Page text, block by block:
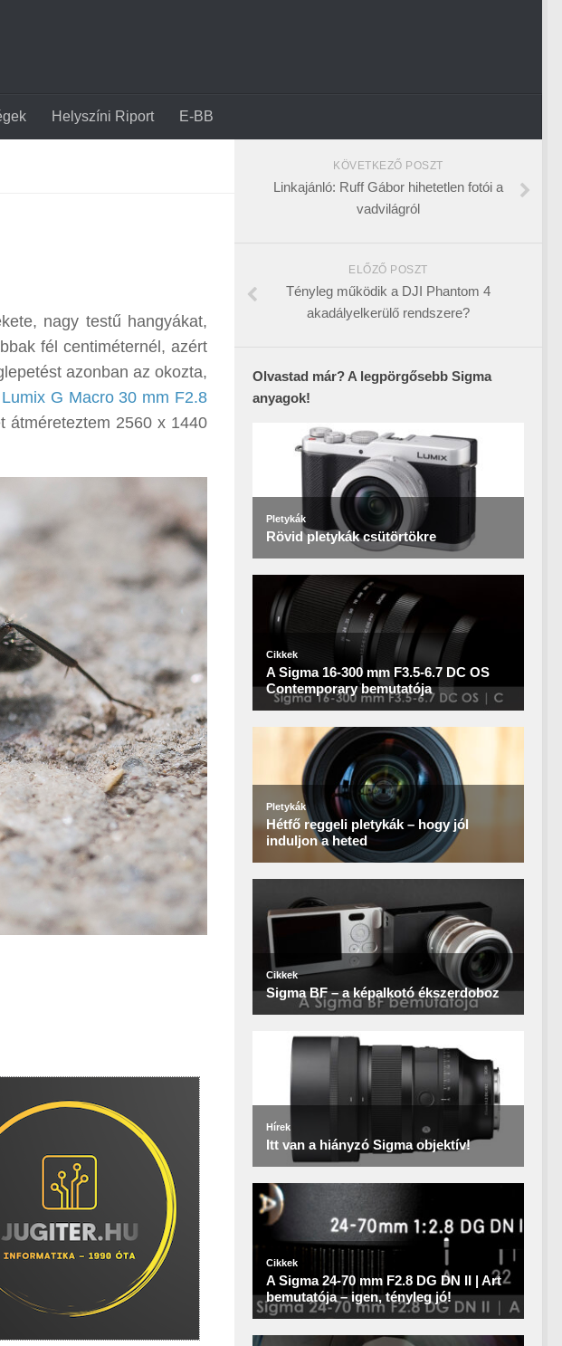
Helyszíni Riport E-BB
nagy testű hangyákat,
fél centiméternél, azért
azonban az okozta,
G Macro 30 mm F2.8
átméreteztem 2560 x 1440
KÖVETKEZŐ POSZT
Linkajánló: Ruff Gábor hihetetlen fotói a
vadvilágról
ELŐZŐ POSZT
Tényleg működik a DJI Phantom 4
akadályelkerülő rendszere?
Olvastad már? A legpörgősebb Sigma
anyagok!